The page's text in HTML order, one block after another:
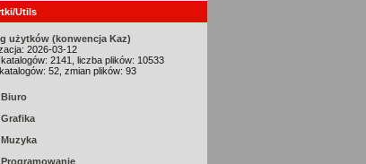
Utils
użytków (konwencja Kaz)
2026-03-12
2141, liczba plików: 10533
52, zmian plików: 93
Biuro
Grafika
Programowanie